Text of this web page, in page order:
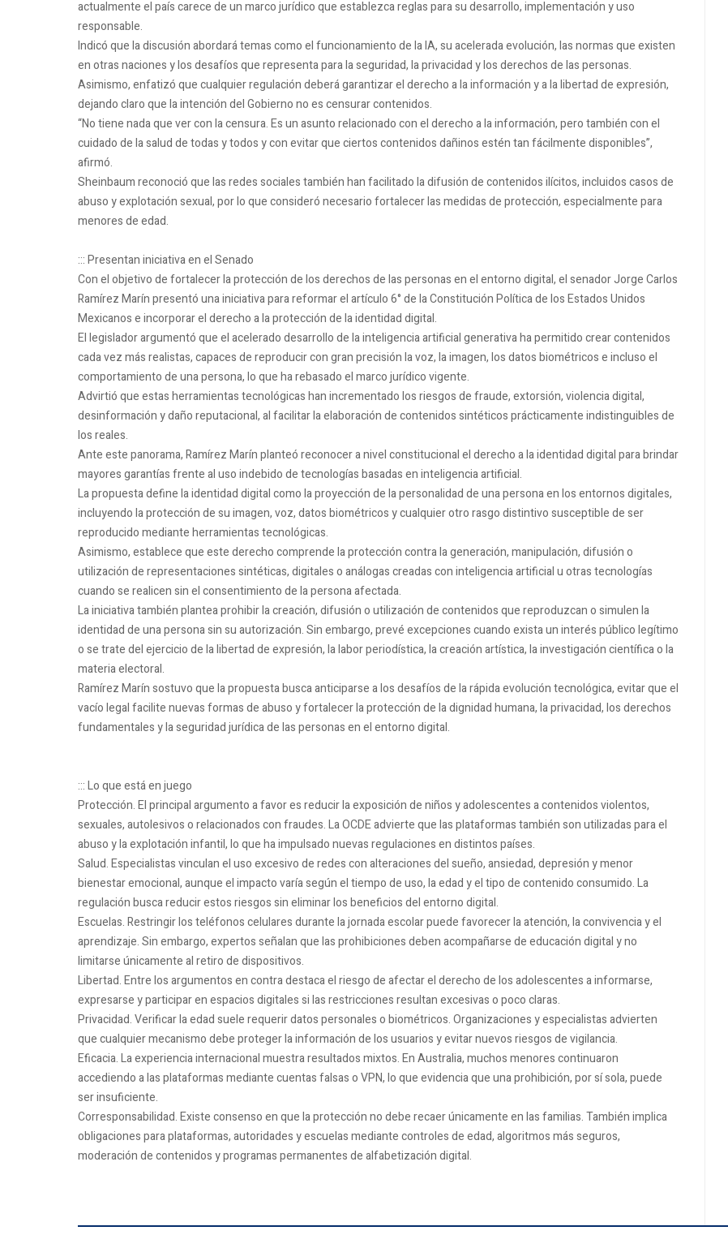
actualmente el país carece de un marco jurídico que establezca reglas para su desarrollo, implementación y uso
responsable.
Indicó que la discusión abordará temas como el funcionamiento de la IA, su acelerada evolución, las normas que existen
en otras naciones y los desafíos que representa para la seguridad, la privacidad y los derechos de las personas.
Asimismo, enfatizó que cualquier regulación deberá garantizar el derecho a la información y a la libertad de expresión,
dejando claro que la intención del Gobierno no es censurar contenidos.
“No tiene nada que ver con la censura. Es un asunto relacionado con el derecho a la información, pero también con el
cuidado de la salud de todas y todos y con evitar que ciertos contenidos dañinos estén tan fácilmente disponibles”,
afirmó.
Sheinbaum reconoció que las redes sociales también han facilitado la difusión de contenidos ilícitos, incluidos casos de
abuso y explotación sexual, por lo que consideró necesario fortalecer las medidas de protección, especialmente para
menores de edad.
::: Presentan iniciativa en el Senado
Con el objetivo de fortalecer la protección de los derechos de las personas en el entorno digital, el senador Jorge Carlos
Ramírez Marín presentó una iniciativa para reformar el artículo 6° de la Constitución Política de los Estados Unidos
Mexicanos e incorporar el derecho a la protección de la identidad digital.
El legislador argumentó que el acelerado desarrollo de la inteligencia artificial generativa ha permitido crear contenidos
cada vez más realistas, capaces de reproducir con gran precisión la voz, la imagen, los datos biométricos e incluso el
comportamiento de una persona, lo que ha rebasado el marco jurídico vigente.
Advirtió que estas herramientas tecnológicas han incrementado los riesgos de fraude, extorsión, violencia digital,
desinformación y daño reputacional, al facilitar la elaboración de contenidos sintéticos prácticamente indistinguibles de
los reales.
Ante este panorama, Ramírez Marín planteó reconocer a nivel constitucional el derecho a la identidad digital para brindar
mayores garantías frente al uso indebido de tecnologías basadas en inteligencia artificial.
La propuesta define la identidad digital como la proyección de la personalidad de una persona en los entornos digitales,
incluyendo la protección de su imagen, voz, datos biométricos y cualquier otro rasgo distintivo susceptible de ser
reproducido mediante herramientas tecnológicas.
Asimismo, establece que este derecho comprende la protección contra la generación, manipulación, difusión o
utilización de representaciones sintéticas, digitales o análogas creadas con inteligencia artificial u otras tecnologías
cuando se realicen sin el consentimiento de la persona afectada.
La iniciativa también plantea prohibir la creación, difusión o utilización de contenidos que reproduzcan o simulen la
identidad de una persona sin su autorización. Sin embargo, prevé excepciones cuando exista un interés público legítimo
o se trate del ejercicio de la libertad de expresión, la labor periodística, la creación artística, la investigación científica o la
materia electoral.
Ramírez Marín sostuvo que la propuesta busca anticiparse a los desafíos de la rápida evolución tecnológica, evitar que el
vacío legal facilite nuevas formas de abuso y fortalecer la protección de la dignidad humana, la privacidad, los derechos
fundamentales y la seguridad jurídica de las personas en el entorno digital.
::: Lo que está en juego
Protección. El principal argumento a favor es reducir la exposición de niños y adolescentes a contenidos violentos,
sexuales, autolesivos o relacionados con fraudes. La OCDE advierte que las plataformas también son utilizadas para el
abuso y la explotación infantil, lo que ha impulsado nuevas regulaciones en distintos países.
Salud. Especialistas vinculan el uso excesivo de redes con alteraciones del sueño, ansiedad, depresión y menor
bienestar emocional, aunque el impacto varía según el tiempo de uso, la edad y el tipo de contenido consumido. La
regulación busca reducir estos riesgos sin eliminar los beneficios del entorno digital.
Escuelas. Restringir los teléfonos celulares durante la jornada escolar puede favorecer la atención, la convivencia y el
aprendizaje. Sin embargo, expertos señalan que las prohibiciones deben acompañarse de educación digital y no
limitarse únicamente al retiro de dispositivos.
Libertad. Entre los argumentos en contra destaca el riesgo de afectar el derecho de los adolescentes a informarse,
expresarse y participar en espacios digitales si las restricciones resultan excesivas o poco claras.
Privacidad. Verificar la edad suele requerir datos personales o biométricos. Organizaciones y especialistas advierten
que cualquier mecanismo debe proteger la información de los usuarios y evitar nuevos riesgos de vigilancia.
Eficacia. La experiencia internacional muestra resultados mixtos. En Australia, muchos menores continuaron
accediendo a las plataformas mediante cuentas falsas o VPN, lo que evidencia que una prohibición, por sí sola, puede
ser insuficiente.
Corresponsabilidad. Existe consenso en que la protección no debe recaer únicamente en las familias. También implica
obligaciones para plataformas, autoridades y escuelas mediante controles de edad, algoritmos más seguros,
moderación de contenidos y programas permanentes de alfabetización digital.